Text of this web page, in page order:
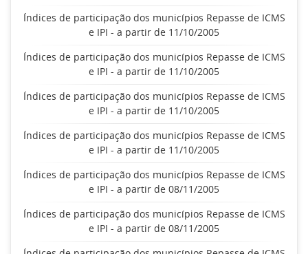
Índices de participação dos municípios Repasse de ICMS
e IPI - a partir de 11/10/2005
Índices de participação dos municípios Repasse de ICMS
e IPI - a partir de 11/10/2005
Índices de participação dos municípios Repasse de ICMS
e IPI - a partir de 11/10/2005
Índices de participação dos municípios Repasse de ICMS
e IPI - a partir de 11/10/2005
Índices de participação dos municípios Repasse de ICMS
e IPI - a partir de 08/11/2005
Índices de participação dos municípios Repasse de ICMS
e IPI - a partir de 08/11/2005